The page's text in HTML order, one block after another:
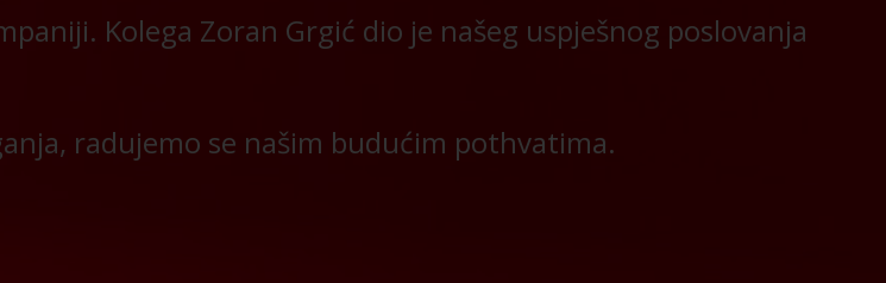
Kolega Zoran Grgić dio je našeg uspješnog poslovanja
radujemo se našim budućim pothvatima.